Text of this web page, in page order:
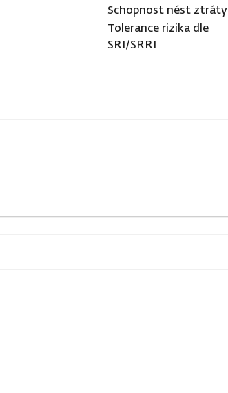
Schopnost nést ztráty
Tolerance rizika dle
SRI/SRRI